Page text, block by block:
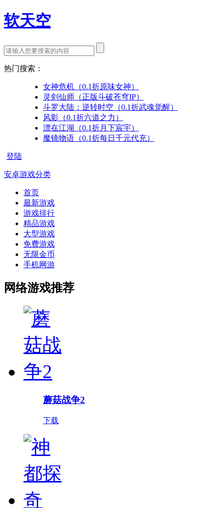
软天空
热门搜索：
女神危机（0.1折原味女神）
灵剑仙师（正版斗破苍穹IP）
斗罗大陆：逆转时空（0.1折武魂觉醒）
风影（0.1折六道之力）
漂在江湖（0.1折月下宸宇）
魔镜物语（0.1折每日千元代充）
登陆
安卓游戏分类
首页
最新游戏
游戏排行
精品游戏
大型游戏
免费游戏
无限金币
手机网游
网络游戏推荐
蘑菇战争2
下载